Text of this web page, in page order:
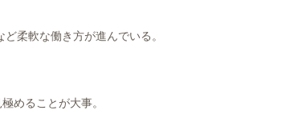
柔軟な働き方が進んでいる。
めることが大事。